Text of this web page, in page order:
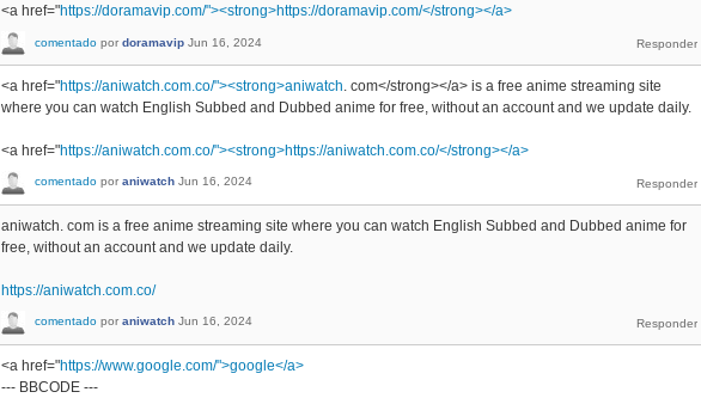
<a href="https://doramavip.com/"><strong>https://doramavip.com/</strong></a>
comentado por doramavip Jun 16, 2024
<a href="https://aniwatch.com.co/"><strong>aniwatch . com</strong></a> is a free anime streaming site
where you can watch English Subbed and Dubbed anime for free, without an account and we update daily.
<a href="https://aniwatch.com.co/"><strong>https://aniwatch.com.co/</strong></a>
comentado por aniwatch Jun 16, 2024
aniwatch. com is a free anime streaming site where you can watch English Subbed and Dubbed anime for
free, without an account and we update daily.
https://aniwatch.com.co/
comentado por aniwatch Jun 16, 2024
<a href="https://www.google.com/">google</a>
--- BBCODE ---